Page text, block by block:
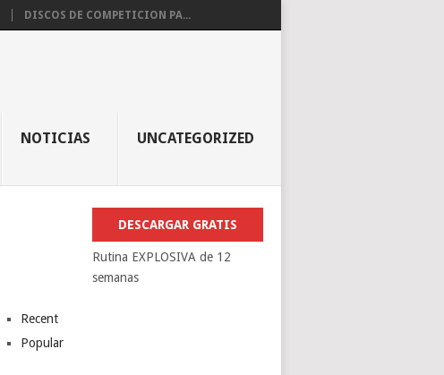
DISCOS DE COMPETICION PA...
NOTICIAS UNCATEGORIZED
DESCARGAR GRATIS
Rutina EXPLOSIVA de 12
semanas
Recent
Popular